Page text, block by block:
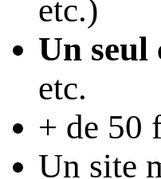
etc.)
Un seul
etc.
+ de 50
Un site